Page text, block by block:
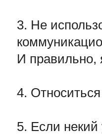
3. Не
И правильно,
4.
5. Если некий